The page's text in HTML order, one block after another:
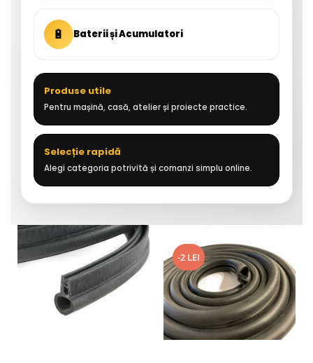
🔋 Baterii și Acumulatori
Produse utile
Pentru mașină, casă, atelier și proiecte practice.
Selecție rapidă
Alegi categoria potrivită și comanzi simplu online.
-2 LEI